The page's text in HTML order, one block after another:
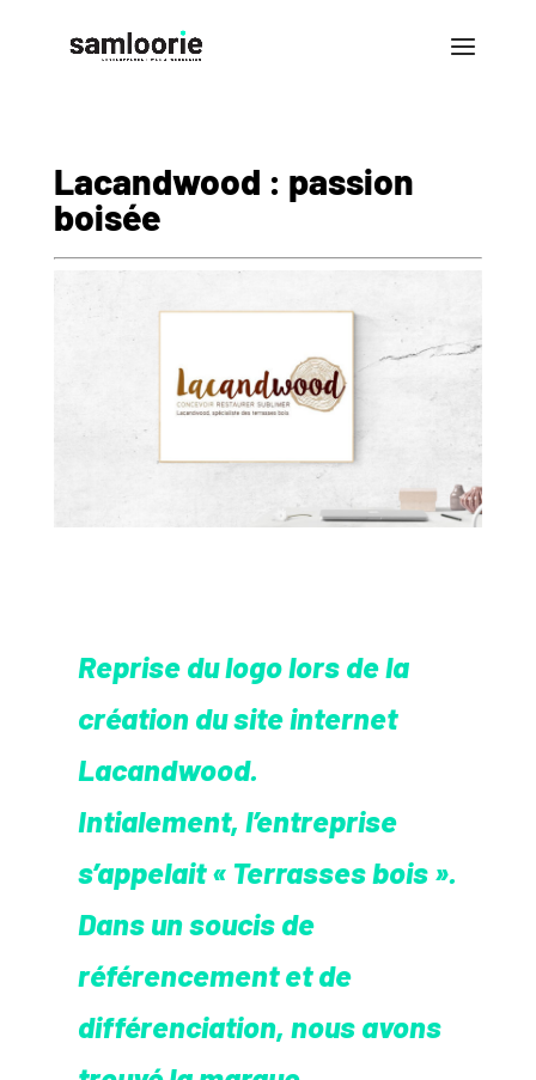
Lacandwood : passion
boisée
Reprise du logo lors de la
création du site internet
Lacandwood.
Intialement, l’entreprise
s’appelait « Terrasses bois ».
Dans un soucis de
référencement et de
différenciation, nous avons